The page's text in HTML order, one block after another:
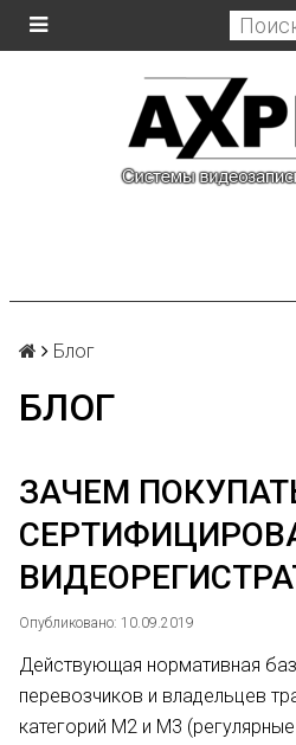
Блог
БЛОГ
ЗАЧЕМ
Опубликовано: 10.09.2019
Действующая нормативная
перевозчиков и владельцев
категорий М2 и М3